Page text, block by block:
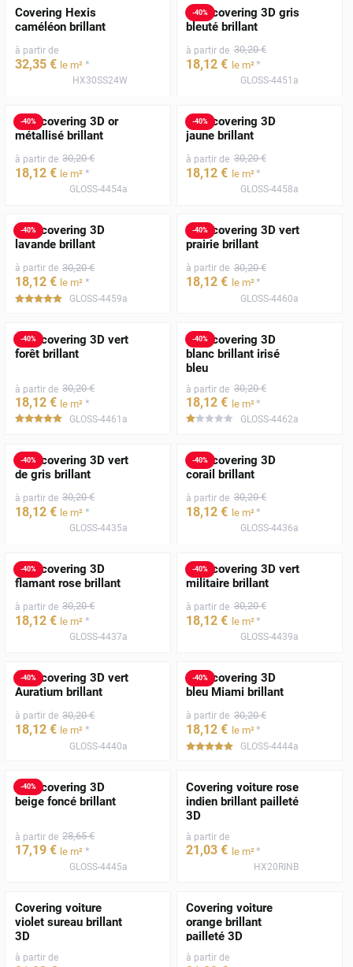
Covering Hexis
caméléon brillant
à partir de
32,35 € le m² *
HX30SS24W
-40%
Film covering 3D gris
bleuté brillant
à partir de 30,20 €
18,12 € le m²*
GLOSS-4451a
-40%
Film covering 3D or
métallisé brillant
à partir de 30,20 €
18,12 € le m² *
GLOSS-4454a
-40%
Film covering 3D
jaune brillant
à partir de 30,20 €
18,12 € le m²*
GLOSS-4458a
-40%
Film covering 3D
lavande brillant
à partir de 30,20 €
18,12 € le m² *
*****
GLOSS-4459a
-40%
Film covering 3D vert
prairie brillant
à partir de 30,20 €
18,12 € le m²*
GLOSS-4460a
-40%
Film covering 3D vert
forêt brillant
à partir de 30,20 €
18,12 € le m² *
*****
GLOSS-4461a
-40%
Film covering 3D
blanc brillant irisé
bleu
à partir de 30,20 €
18,12 € le m²*
***** GLOSS-4462a
-40%
Film covering 3D vert
de gris brillant
à partir de 30,20 €
18,12 € le m² *
GLOSS-4435a
-40%
Film covering 3D
corail brillant
à partir de 30,20 €
18,12 € le m²*
GLOSS-4436a
-40%
Film covering 3D
flamant rose brillant
à partir de 30,20 €
18,12 € le m² *
GLOSS-4437a
-40%
Film covering 3D vert
militaire brillant
à partir de 30,20 €
18,12 € le m²*
GLOSS-4439a
-40%
Film covering 3D vert
Auratium brillant
à partir de 30,20 €
18,12 € le m² *
GLOSS-4440a
-40%
Film covering 3D
bleu Miami brillant
à partir de 30,20 €
18,12 € le m²*
*****
GLOSS-4444a
-40%
Film covering 3D
beige foncé brillant
à partir de 28,65 €
17,19 € le m² *
GLOSS-4445a
Covering voiture rose
indien brillant pailleté
3D
à partir de
21 ,03 € le m²*
HX20RINB
Covering voiture
violet sureau brillant
3D
à partir de
Covering voiture
orange brillant
pailleté 3D
à partir de